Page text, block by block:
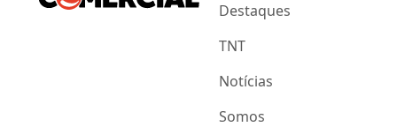
Destaques
TNT
Notícias
Somos